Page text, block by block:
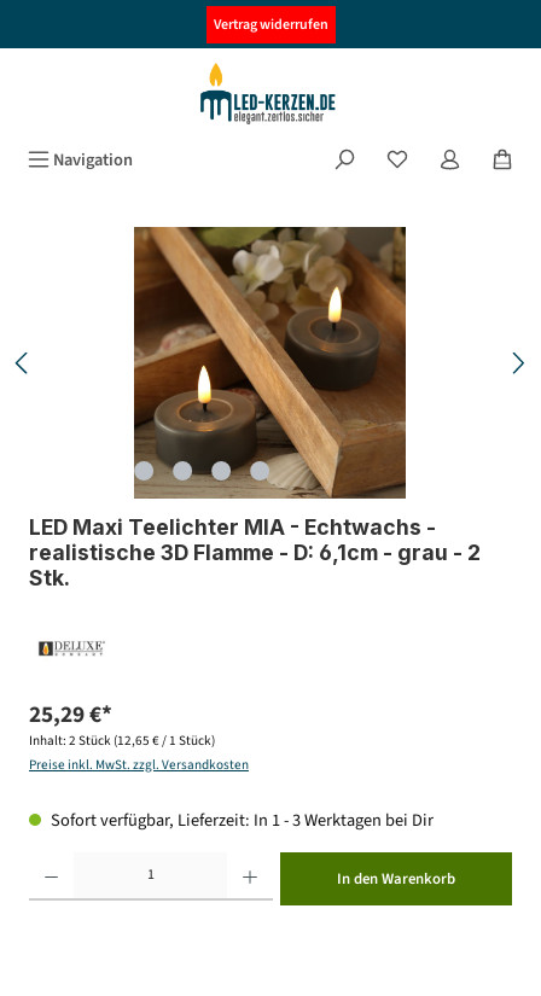
Vertrag widerrufen
Navigation
Bildergalerie überspringen
LED Maxi Teelichter MIA - Echtwachs -
realistische 3D Flamme - D: 6,1cm - grau - 2
Stk.
25,29 €*
Inhalt: 2 Stück (12,65 € / 1 Stück)
Preise inkl. MwSt. zzgl. Versandkosten
Sofort verfügbar, Lieferzeit: In 1 - 3 Werktagen bei Dir
In den Warenkorb